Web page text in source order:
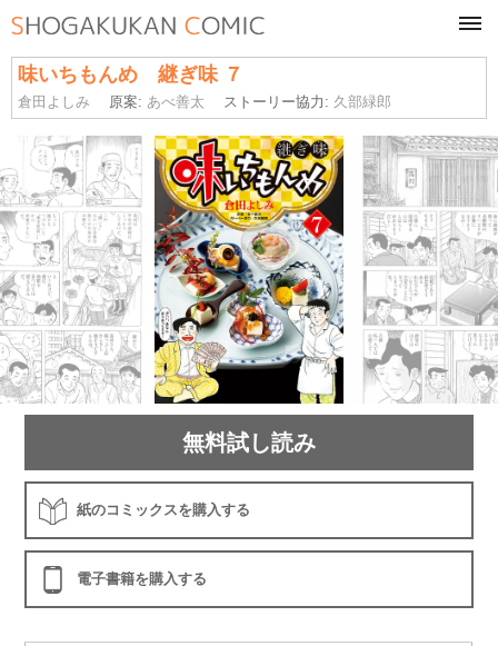
味いちもんめ 継ぎ味 ７
倉田よしみ 原案: あべ善太 ストーリー協力: 久部緑郎
無料試し読み
紙のコミックスを購入する
電子書籍を購入する